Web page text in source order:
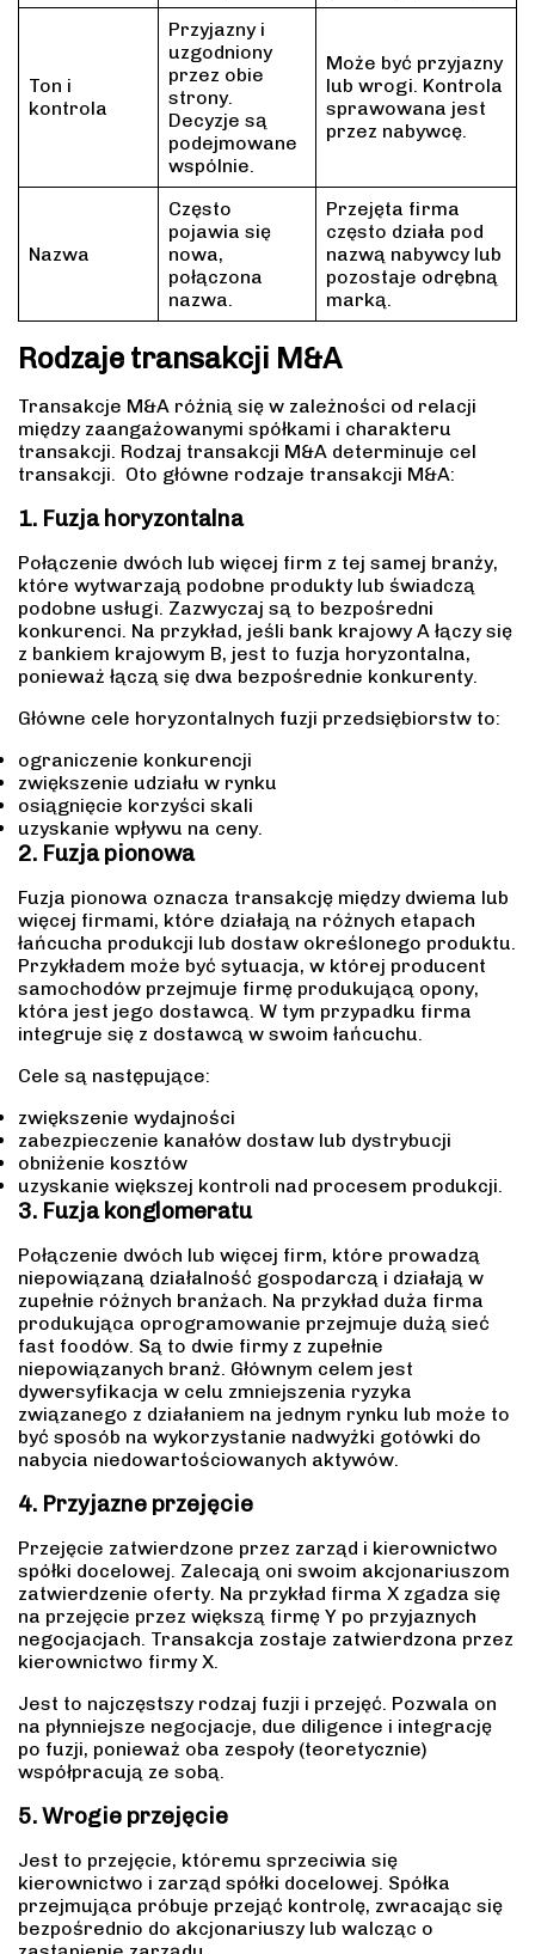
Ton i
kontrola
Przyjazny i
uzgodniony
przez obie
strony.
Decyzje są
podejmowane
wspólnie.
Może być przyjazny
lub wrogi. Kontrola
sprawowana jest
przez nabywcę.
Nazwa
Często
pojawia się
nowa,
połączona
nazwa.
Przejęta firma
często działa pod
nazwą nabywcy lub
pozostaje odrębną
marką.
Rodzaje transakcji M&A
Transakcje M&A różnią się w zależności od relacji
między zaangażowanymi spółkami i charakteru
transakcji. Rodzaj transakcji M&A determinuje cel
transakcji. Oto główne rodzaje transakcji M&A:
1. Fuzja horyzontalna
Połączenie dwóch lub więcej firm z tej samej branży,
które wytwarzają podobne produkty lub świadczą
podobne usługi. Zazwyczaj są to bezpośredni
konkurenci. Na przykład, jeśli bank krajowy A łączy się
z bankiem krajowym B, jest to fuzja horyzontalna,
ponieważ łączą się dwa bezpośrednie konkurenty.
Główne cele horyzontalnych fuzji przedsiębiorstw to:
ograniczenie konkurencji
zwiększenie udziału w rynku
osiągnięcie korzyści skali
uzyskanie wpływu na ceny.
2. Fuzja pionowa
Fuzja pionowa oznacza transakcję między dwiema lub
więcej firmami, które działają na różnych etapach
łańcucha produkcji lub dostaw określonego produktu.
Przykładem może być sytuacja, w której producent
samochodów przejmuje firmę produkującą opony,
która jest jego dostawcą. W tym przypadku firma
integruje się z dostawcą w swoim łańcuchu.
Cele są następujące:
zwiększenie wydajności
zabezpieczenie kanałów dostaw lub dystrybucji
obniżenie kosztów
uzyskanie większej kontroli nad procesem produkcji.
3. Fuzja konglomeratu
Połączenie dwóch lub więcej firm, które prowadzą
niepowiązaną działalność gospodarczą i działają w
zupełnie różnych branżach. Na przykład duża firma
produkująca oprogramowanie przejmuje dużą sieć
fast foodów. Są to dwie firmy z zupełnie
niepowiązanych branż. Głównym celem jest
dywersyfikacja w celu zmniejszenia ryzyka
związanego z działaniem na jednym rynku lub może to
być sposób na wykorzystanie nadwyżki gotówki do
nabycia niedowartościowanych aktywów.
4. Przyjazne przejęcie
Przejęcie zatwierdzone przez zarząd i kierownictwo
spółki docelowej. Zalecają oni swoim akcjonariuszom
zatwierdzenie oferty. Na przykład firma X zgadza się
na przejęcie przez większą firmę Y po przyjaznych
negocjacjach. Transakcja zostaje zatwierdzona przez
kierownictwo firmy X.
Jest to najczęstszy rodzaj fuzji i przejęć. Pozwala on
na płynniejsze negocjacje, due diligence i integrację
po fuzji, ponieważ oba zespoły (teoretycznie)
współpracują ze sobą.
5. Wrogie przejęcie
Jest to przejęcie, któremu sprzeciwia się
kierownictwo i zarząd spółki docelowej. Spółka
przejmująca próbuje przejąć kontrolę, zwracając się
bezpośrednio do akcjonariuszy lub walcząc o